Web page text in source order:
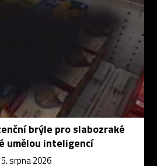
brýle pro slabozraké
umělou inteligencí
5. srpna 2026